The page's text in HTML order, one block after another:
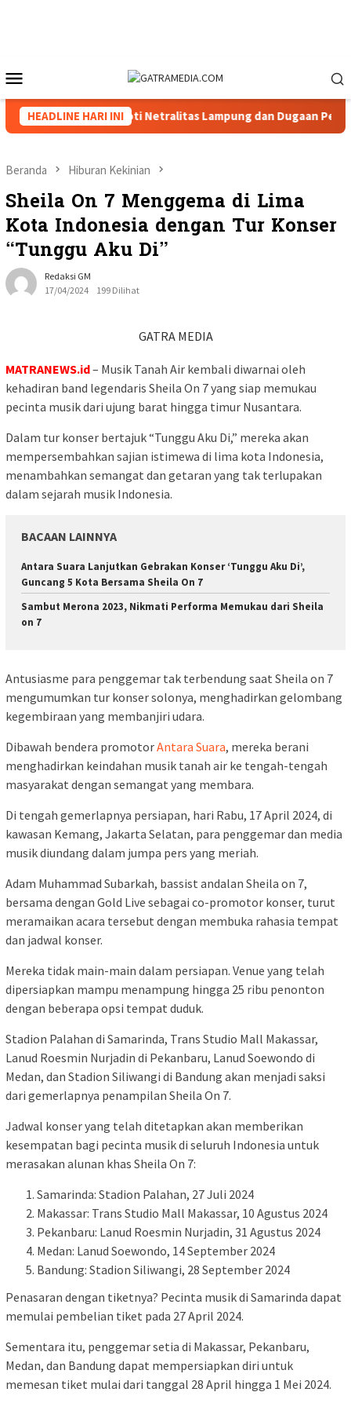
Mobile
HEADLINE HARI INI
Caketum Soroti Netralitas Lampung dan Dugaan
Beranda Hiburan Kekinian
Sheila On 7 Menggema di Lima
Kota Indonesia dengan Tur Konser
“Tunggu Aku Di”
Redaksi GM
17/04/2024
199 Dilihat
GATRA MEDIA
MATRANEWS.id– Musik Tanah Air kembali diwarnai oleh
kehadiran band legendaris Sheila On 7 yang siap memukau
pecinta musik dari ujung barat hingga timur Nusantara.
Dalam tur konser bertajuk “Tunggu Aku Di,” mereka akan
mempersembahkan sajian istimewa di lima kota Indonesia,
menambahkan semangat dan getaran yang tak terlupakan
dalam sejarah musik Indonesia.
BACAAN LAINNYA
Antara Suara Lanjutkan Gebrakan Konser ‘Tunggu Aku Di’,
Guncang 5 Kota Bersama Sheila On 7
Sambut Merona 2023, Nikmati Performa Memukau dari Sheila
on 7
Antusiasme para penggemar tak terbendung saat Sheila on 7
mengumumkan tur konser solonya, menghadirkan gelombang
kegembiraan yang membanjiri udara.
Dibawah bendera promotorAntara Suara, mereka berani
menghadirkan keindahan musik tanah air ke tengah-tengah
masyarakat dengan semangat yang membara.
Di tengah gemerlapnya persiapan, hari Rabu, 17 April 2024, di
kawasan Kemang, Jakarta Selatan, para penggemar dan media
musik diundang dalam jumpa pers yang meriah.
Adam Muhammad Subarkah, bassist andalan Sheila on 7,
bersama dengan Gold Live sebagai co-promotor konser, turut
meramaikan acara tersebut dengan membuka rahasia tempat
dan jadwal konser.
Mereka tidak main-main dalam persiapan. Venue yang telah
dipersiapkan mampu menampung hingga 25 ribu penonton
dengan beberapa opsi tempat duduk.
Stadion Palahan di Samarinda, Trans Studio Mall Makassar,
Lanud Roesmin Nurjadin di Pekanbaru, Lanud Soewondo di
Medan, dan Stadion Siliwangi di Bandung akan menjadi saksi
dari gemerlapnya penampilan Sheila On 7.
Jadwal konser yang telah ditetapkan akan memberikan
kesempatan bagi pecinta musik di seluruh Indonesia untuk
merasakan alunan khas Sheila On 7:
Samarinda: Stadion Palahan, 27 Juli 2024
Makassar: Trans Studio Mall Makassar, 10 Agustus 2024
Pekanbaru: Lanud Roesmin Nurjadin, 31 Agustus 2024
Medan: Lanud Soewondo, 14 September 2024
Bandung: Stadion Siliwangi, 28 September 2024
Penasaran dengan tiketnya? Pecinta musik di Samarinda dapat
memulai pembelian tiket pada 27 April 2024.
Sementara itu, penggemar setia di Makassar, Pekanbaru,
Medan, dan Bandung dapat mempersiapkan diri untuk
memesan tiket mulai dari tanggal 28 April hingga 1 Mei 2024.